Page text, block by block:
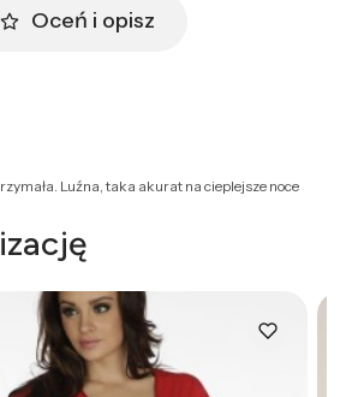
Oceń i opisz
Luźna, taka akurat na cieplejsze noce